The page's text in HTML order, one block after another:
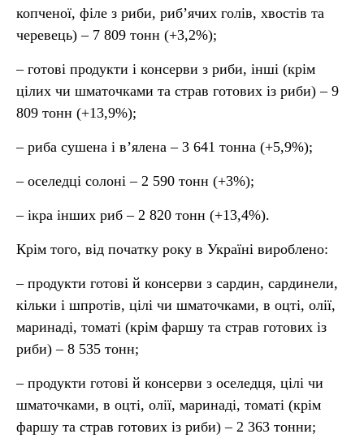
копченої, філе з риби, риб’ячих голів, хвостів та
черевець) – 7 809 тонн (+3,2%);
– готові продукти і консерви з риби, інші (крім
цілих чи шматочками та страв готових із риби) – 9
809 тонн (+13,9%);
– риба сушена і в’ялена – 3 641 тонна (+5,9%);
– оселедці солоні – 2 590 тонн (+3%);
– ікра інших риб – 2 820 тонн (+13,4%).
Крім того, від початку року в Україні вироблено:
– продукти готові й консерви з сардин, сардинели,
кільки і шпротів, цілі чи шматочками, в оцті, олії,
маринаді, томаті (крім фаршу та страв готових із
риби) – 8 535 тонн;
– продукти готові й консерви з оселедця, цілі чи
шматочками, в оцті, олії, маринаді, томаті (крім
фаршу та страв готових із риби) – 2 363 тонни;